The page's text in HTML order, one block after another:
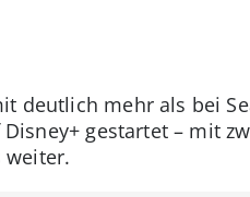
deutlich mehr als bei
gestartet – mit
weiter.